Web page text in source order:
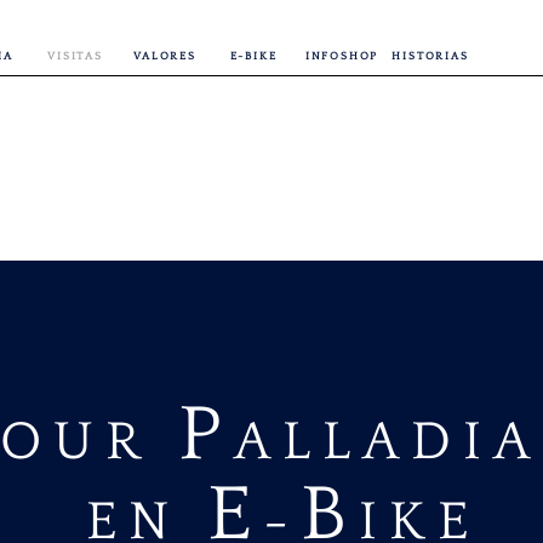
INFOSHOP
VALORES
VISITAS E-BIKE HISTORIAS
OUR P
EN E - B IKE